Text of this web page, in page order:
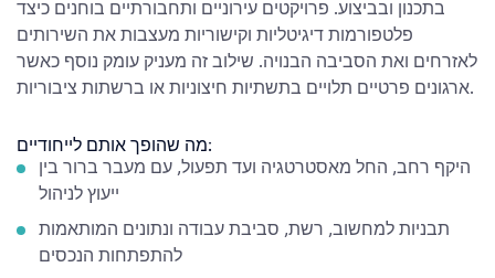
בתכנון ובביצוע. פרויקטים עירוניים ותחבורתיים בוחנים כיצד
פלטפורמות דיגיטליות וקישוריות מעצבות את השירותים
לאזרחים ואת הסביבה הבנויה. שילוב זה מעניק עומק נוסף כאשר
ארגונים פרטיים תלויים בתשתיות חיצוניות או ברשתות ציבוריות.
מה שהופך אותם לייחודיים:
היקף רחב, החל מאסטרטגיה ועד תפעול, עם מעבר ברור בין
ייעוץ לניהול
תבניות למחשוב, רשת, סביבת עבודה ונתונים המותאמות
להתפתחות הנכסים